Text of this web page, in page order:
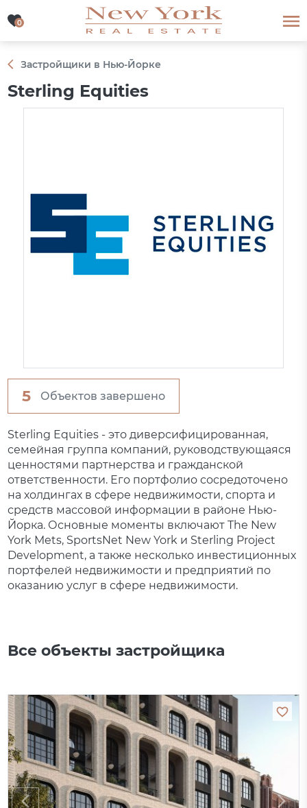
0
0
Застройщики в Нью-Йорке
Sterling Equities
5 Объектов завершено
Sterling Equities - это диверсифицированная,
семейная группа компаний, руководствующаяся
ценностями партнерства и гражданской
ответственности. Его портфолио сосредоточено
на холдингах в сфере недвижимости, спорта и
средств массовой информации в районе Нью-
Йорка. Основные моменты включают The New
York Mets, SportsNet New York и Sterling Project
Development, а также несколько инвестиционных
портфелей недвижимости и предприятий по
оказанию услуг в сфере недвижимости.
Все объекты застройщика